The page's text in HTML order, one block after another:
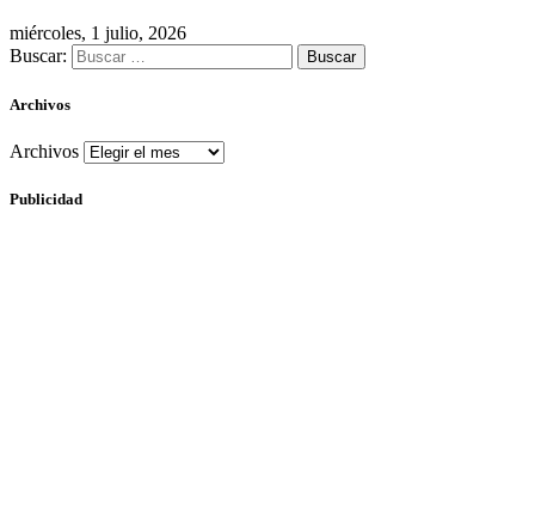
miércoles, 1 julio, 2026
Buscar:
Archivos
Archivos
Publicidad